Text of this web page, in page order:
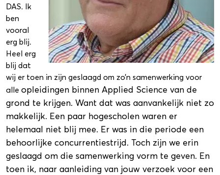
DAS. Ik
ben
vooral
erg blij.
Heel erg
blij dat
wij er toen in zijn geslaagd om zo’n samenwerking voor
alle opleidingen binnen Applied Science van de
grond te krijgen. Want dat was aanvankelijk niet zo
makkelijk. Een paar hogescholen waren er
helemaal niet blij mee. Er was in die periode een
behoorlijke concurrentiestrijd. Toch zijn we erin
geslaagd om die samenwerking vorm te geven. En
toen ik, naar aanleiding van jouw verzoek voor een